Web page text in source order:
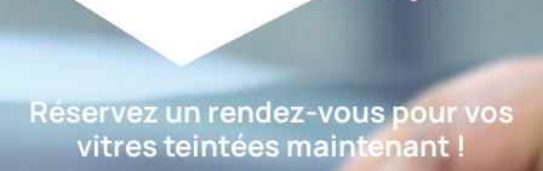
Réservez un rendez-vous pour vos
vitres teintées maintenant !